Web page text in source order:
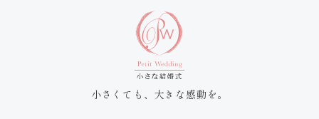
小さくても、大きな感動を。